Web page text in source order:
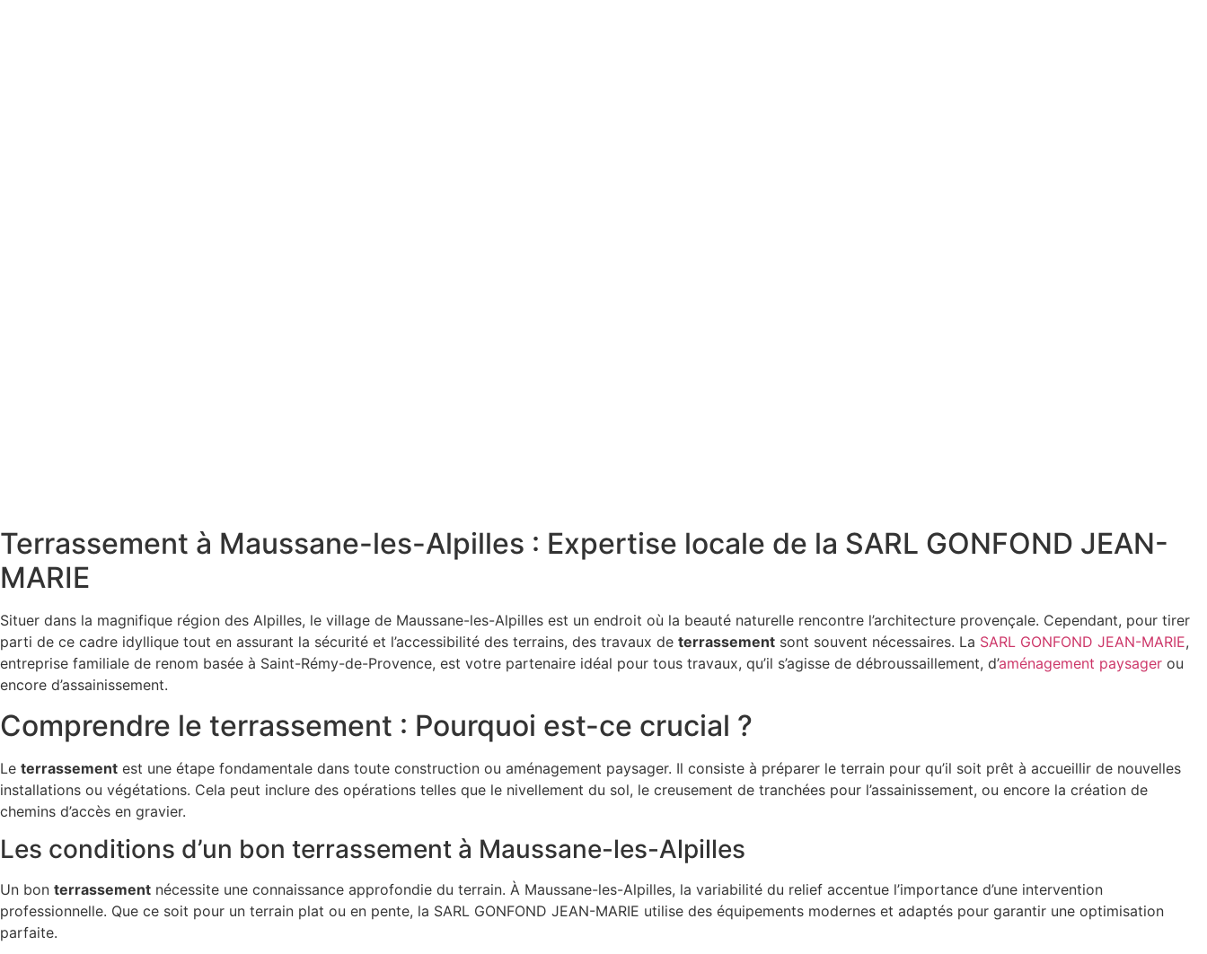
Terrassement à Maussane-les-Alpilles : Expertise locale de la SARL GONFOND JEAN-
MARIE
Situer dans la magnifique région des Alpilles, le village de Maussane-les-Alpilles est un endroit où la beauté naturelle rencontre l’architecture provençale. Cependant, pour tirer
parti de ce cadre idyllique tout en assurant la sécurité et l’accessibilité des terrains, des travaux de terrassement sont souvent nécessaires. La SARL GONFOND JEAN-MARIE,
entreprise familiale de renom basée à Saint-Rémy-de-Provence, est votre partenaire idéal pour tous travaux, qu’il s’agisse de débroussaillement, d’aménagement paysager ou
encore d’assainissement.
Comprendre le terrassement : Pourquoi est-ce crucial ?
Le terrassement est une étape fondamentale dans toute construction ou aménagement paysager. Il consiste à préparer le terrain pour qu’il soit prêt à accueillir de nouvelles
installations ou végétations. Cela peut inclure des opérations telles que le nivellement du sol, le creusement de tranchées pour l’assainissement, ou encore la création de
chemins d’accès en gravier.
Les conditions d’un bon terrassement à Maussane-les-Alpilles
Un bon terrassement nécessite une connaissance approfondie du terrain. À Maussane-les-Alpilles, la variabilité du relief accentue l’importance d’une intervention
professionnelle. Que ce soit pour un terrain plat ou en pente, la SARL GONFOND JEAN-MARIE utilise des équipements modernes et adaptés pour garantir une optimisation
parfaite.